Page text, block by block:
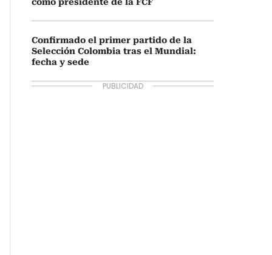
Confirmado el primer partido de la
Selección Colombia tras el Mundial:
fecha y sede